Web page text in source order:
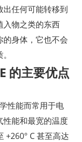
出任何可能转移到
入物之类的东西
身体，它也不会
的主要优点
性能而常用于电
性能和最宽的温度
+260° C 甚至高达